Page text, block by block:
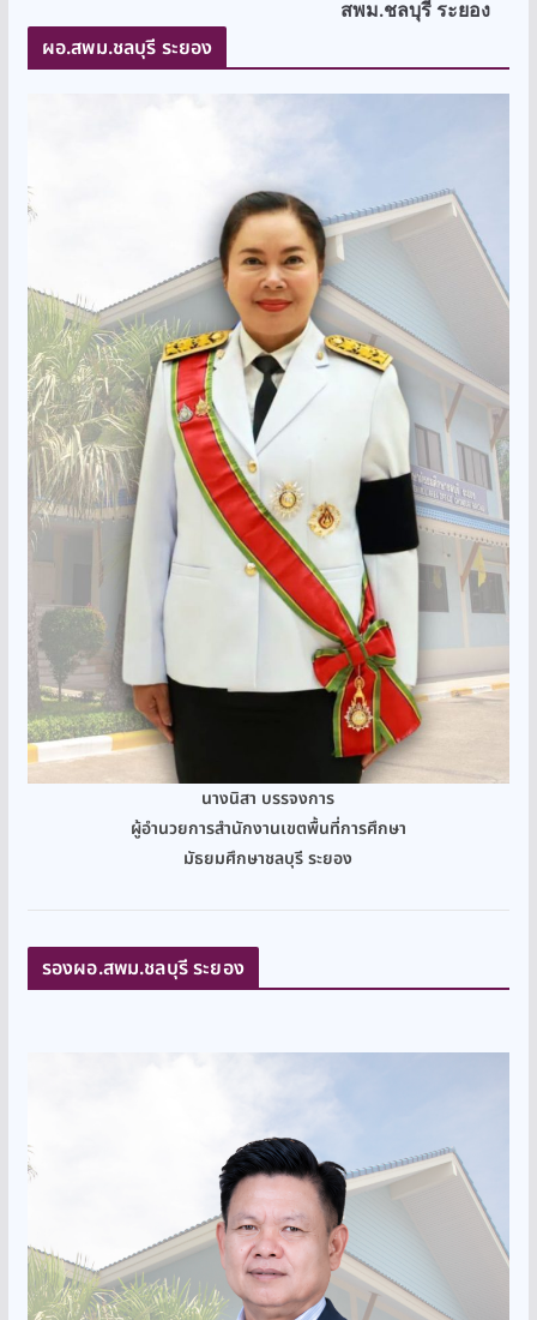
สพม.ชลบุรี ระยอง
ผอ.สพม.ชลบุรี ระยอง
นางนิสา บรรจงการ
ผู้อำนวยการสำนักงานเขตพื้นที่การศึกษา
มัธยมศึกษาชลบุรี ระยอง
รองผอ.สพม.ชลบุรี ระยอง